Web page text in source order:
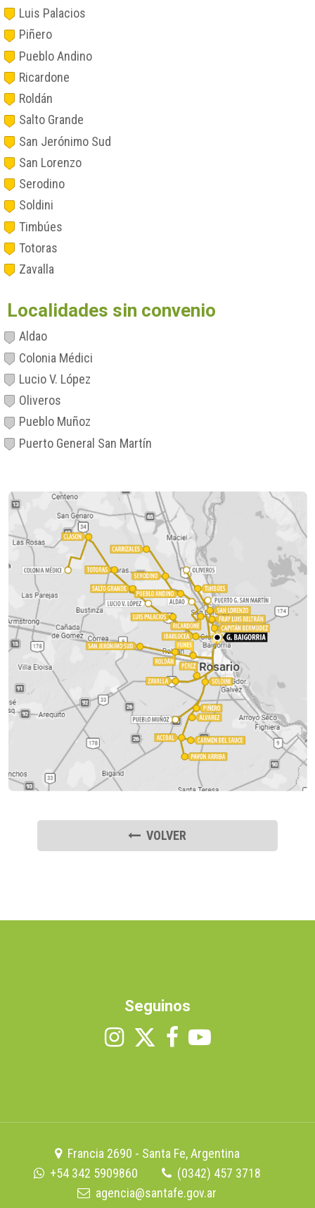
Luis Palacios
Piñero
Pueblo Andino
Ricardone
Roldán
Salto Grande
San Jerónimo Sud
San Lorenzo
Serodino
Soldini
Timbúes
Totoras
Zavalla
Localidades sin convenio
Aldao
Colonia Médici
Lucio V. López
Oliveros
Pueblo Muñoz
Puerto General San Martín
VOLVER
Seguinos
Francia 2690 - Santa Fe, Argentina
+54 342 5909860
(0342) 457 3718
agencia@santafe.gov.ar